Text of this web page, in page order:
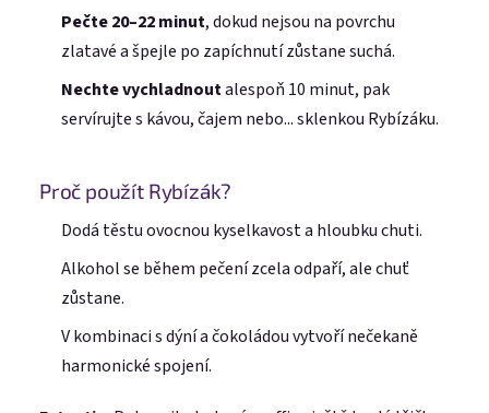
Pečte 20–22 minut, dokud nejsou na povrchu
zlatavé a špejle po zapíchnutí zůstane suchá.
Nechte vychladnoutalespoň 10 minut, pak
servírujte s kávou, čajem nebo... sklenkou Rybízáku.
Proč použít Rybízák?
Dodá těstu ovocnou kyselkavost a hloubku chuti.
Alkohol se během pečení zcela odpaří, ale chuť
zůstane.
V kombinaci s dýní a čokoládou vytvoří nečekaně
harmonické spojení.